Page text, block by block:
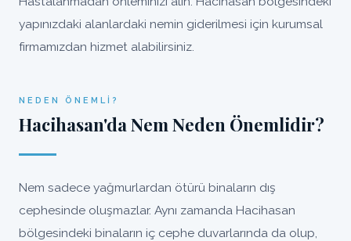
yapınızdaki alanlardaki nemin giderilmesi için kurumsal
firmamızdan hizmet alabilirsiniz.
NEDEN ÖNEMLI?
Hacihasan'da Nem Neden Önemlidir?
Nem sadece yağmurlardan ötürü binaların dış
cephesinde oluşmazlar. Aynı zamanda Hacihasan
bölgesindeki binaların iç cephe duvarlarında da olup,